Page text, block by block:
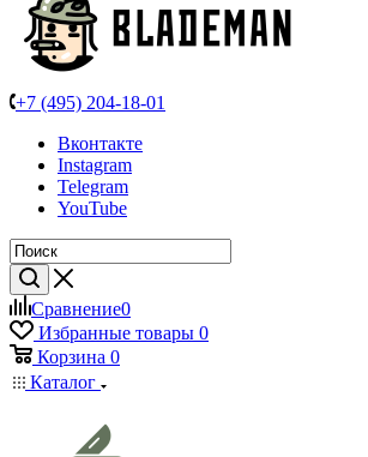
+7 (495) 204-18-01
Вконтакте
Instagram
Telegram
YouTube
Сравнение0
Избранные товары 0
Корзина 0
Каталог